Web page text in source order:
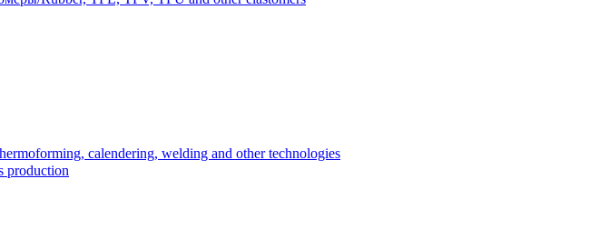
calendering, welding and other technologies
production